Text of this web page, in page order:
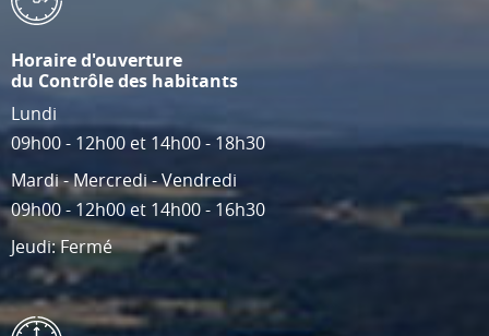
Horaire d'ouverture
du Contrôle des habitants
Lundi
09h00 - 12h00 et 14h00 - 18h30
Mardi - Mercredi - Vendredi
09h00 - 12h00 et 14h00 - 16h30
Jeudi: Fermé